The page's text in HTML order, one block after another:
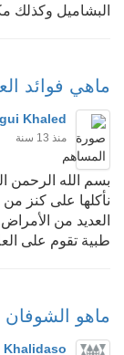
البشاميل وكذلك
ماهي فوائد
Khaled
منذ 13 سنة
بسم الله الرحمن
نأكلها على كنز من
العديد من
طبية تقوم على
ماهو الشوفان
Khalidaso